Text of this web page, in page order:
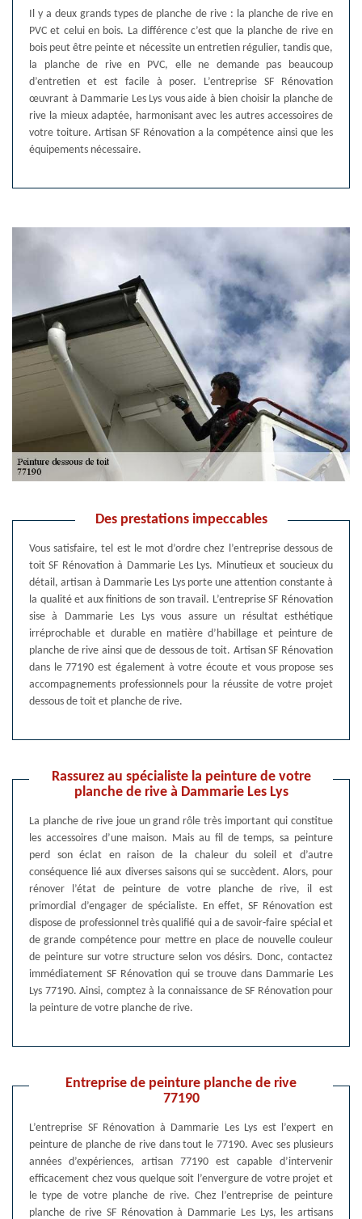
Il y a deux grands types de planche de rive : la planche de rive en
PVC et celui en bois. La différence c’est que la planche de rive en
bois peut être peinte et nécessite un entretien régulier, tandis que,
la planche de rive en PVC, elle ne demande pas beaucoup
d’entretien et est facile à poser. L’entreprise SF Rénovation
œuvrant à Dammarie Les Lys vous aide à bien choisir la planche de
rive la mieux adaptée, harmonisant avec les autres accessoires de
votre toiture. Artisan SF Rénovation a la compétence ainsi que les
équipements nécessaire.
Des prestations impeccables
Vous satisfaire, tel est le mot d’ordre chez l’entreprise dessous de
toit SF Rénovation à Dammarie Les Lys. Minutieux et soucieux du
détail, artisan à Dammarie Les Lys porte une attention constante à
la qualité et aux finitions de son travail. L’entreprise SF Rénovation
sise à Dammarie Les Lys vous assure un résultat esthétique
irréprochable et durable en matière d’habillage et peinture de
planche de rive ainsi que de dessous de toit. Artisan SF Rénovation
dans le 77190 est également à votre écoute et vous propose ses
accompagnements professionnels pour la réussite de votre projet
dessous de toit et planche de rive.
Rassurez au spécialiste la peinture de votre
planche de rive à Dammarie Les Lys
La planche de rive joue un grand rôle très important qui constitue
les accessoires d’une maison. Mais au fil de temps, sa peinture
perd son éclat en raison de la chaleur du soleil et d’autre
conséquence lié aux diverses saisons qui se succèdent. Alors, pour
rénover l’état de peinture de votre planche de rive, il est
primordial d’engager de spécialiste. En effet, SF Rénovation est
dispose de professionnel très qualifié qui a de savoir-faire spécial et
de grande compétence pour mettre en place de nouvelle couleur
de peinture sur votre structure selon vos désirs. Donc, contactez
immédiatement SF Rénovation qui se trouve dans Dammarie Les
Lys 77190. Ainsi, comptez à la connaissance de SF Rénovation pour
la peinture de votre planche de rive.
Entreprise de peinture planche de rive
77190
L’entreprise SF Rénovation à Dammarie Les Lys est l’expert en
peinture de planche de rive dans tout le 77190. Avec ses plusieurs
années d’expériences, artisan 77190 est capable d’intervenir
efficacement chez vous quelque soit l’envergure de votre projet et
le type de votre planche de rive. Chez l’entreprise de peinture
planche de rive SF Rénovation à Dammarie Les Lys, les artisans